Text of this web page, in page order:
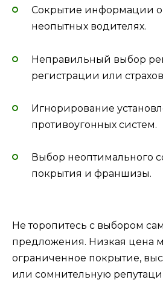
Сокрытие информации
неопытных водителях.
Неправильный выбор
регистрации или
Игнорирование
противоугонных систем.
Выбор неоптимального
покрытия и франшизы.
Не торопитесь с выбором
предложения. Низкая цена
ограниченное покрытие,
или сомнительную